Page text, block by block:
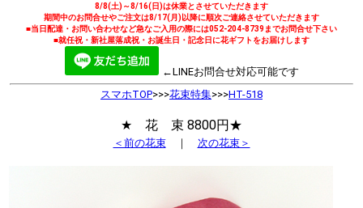
8/8(土)～8/16(日)は休業とさせていただきます
期間中のお問合せやご注文は8/17(月)以降に順次ご連絡させていただきます
■当日配達・お問い合わせなど急なご入用の際には052-204-8739までお問合せ下さい
■就任祝・新社屋落成祝・お誕生日・記念日に花ギフトをお届けします
←LINEお問合せ対応可能です
スマホTOP>>>花束特集>>>HT-518
★ 花 束 8800円★
＜前の花束｜ 次の花束＞